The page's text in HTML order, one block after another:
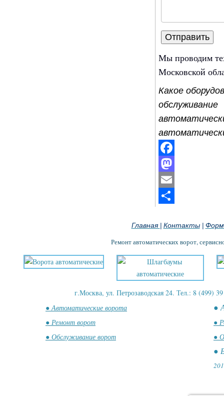
Мы проводим
Московской
Какое
Facebook
Mastodon
Email
Главная Контакты|
Ремонт автоматических ворот,
г.Москва, ул. Петрозаводская 24. Тел.: 8 (499)
● Автоматические ворота
●
● Ремонт ворот
●
● Обслуживание ворот
●
●